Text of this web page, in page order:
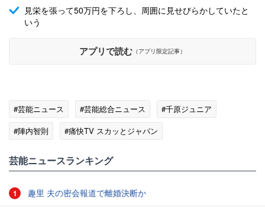
見栄を張って50万円を下ろし、周囲に見せびらかしていたと
いう
アプリで読む （アプリ限定記事）
#芸能ニュース #芸能総合ニュース
#千原ジュニア
#陣内智則
#痛快TV スカッとジャパン
芸能ニュースランキング
1 趣里 夫の密会報道で離婚決断か